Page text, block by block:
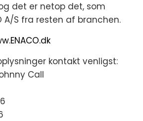
det er netop det, som
A/S fra resten af branchen.
kontakt venligst:
Call